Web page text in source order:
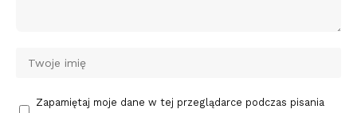
Zapamiętaj moje dane w tej przeglądarce podczas pisania